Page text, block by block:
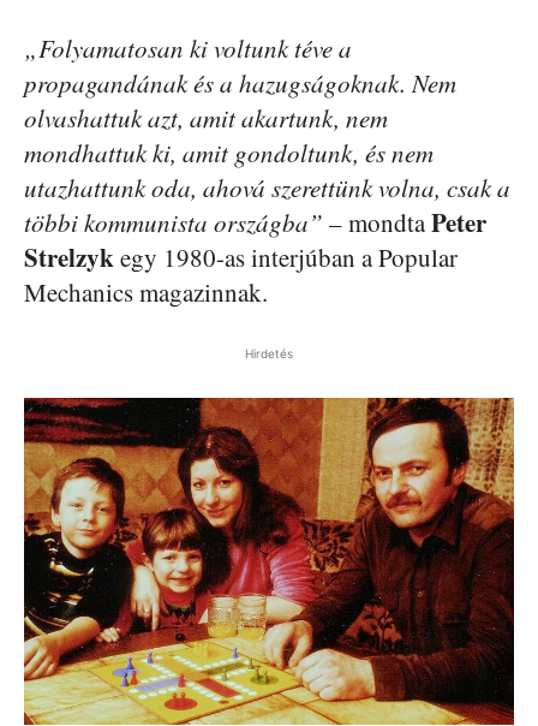
„Folyamatosan ki voltunk téve a
propagandának és a hazugságoknak. Nem
olvashattuk azt, amit akartunk, nem
mondhattuk ki, amit gondoltunk, és nem
utazhattunk oda, ahová szerettünk volna, csak a
többi kommunista országba” – mondtaPeter
Strelzykegy 1980-as interjúban a Popular
Mechanics magazinnak.
Hirdetés